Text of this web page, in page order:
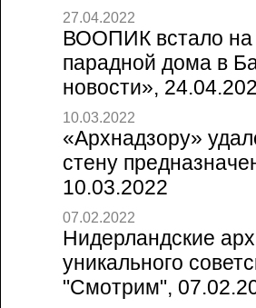
27.04.2022
ВООПИК встало на
парадной дома в
новости»,
10.03.2022
«Архнадзору»
стену
10.03.2022
07.02.2022
Нидерландские
уникального
"Смотрим",